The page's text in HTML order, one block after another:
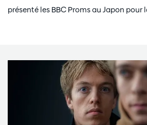
présenté les BBC Proms au Japon pour